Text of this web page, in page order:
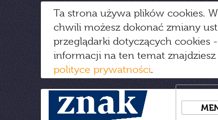
Ta strona używa plików cookies.
chwili możesz dokonać zmiany
przeglądarki dotyczących cookies
informacji na ten temat
polityce prywatności.